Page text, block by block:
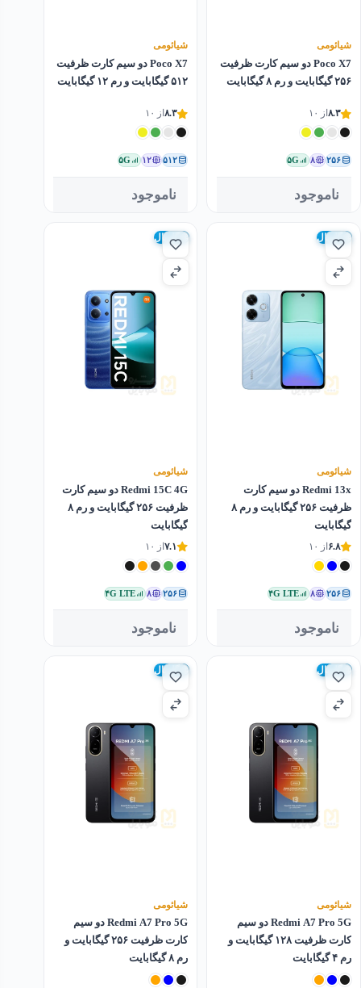
شیائومی
Poco X7 دو سیم کارت ظرفیت
۲۵۶ گیگابایت و رم ۸ گیگابایت
۸.۳ از ۱۰
۲۵۶ ۸ ۵G
ناموجود
شیائومی
Poco X7 دو سیم کارت ظرفیت
۵۱۲ گیگابایت و رم ۱۲ گیگابایت
۸.۳از ۱۰
۵۱۲ ۱۲ ۵G
ناموجود
گلوبال
شیائومی
Redmi 13x دو سیم کارت
ظرفیت ۲۵۶ گیگابایت و رم ۸
گیگابایت
۶.۸از ۱۰
۲۵۶ ۸ ۴G LTE
ناموجود
گلوبال
شیائومی
Redmi 15C 4G دو سیم کارت
ظرفیت ۲۵۶ گیگابایت و رم ۸
گیگابایت
۷.۱از ۱۰
۲۵۶ ۸ ۴G LTE
ناموجود
گلوبال
شیائومی
Redmi A7 Pro 5G دو سیم
کارت ظرفیت ۱۲۸ گیگابایت و
رم ۴ گیگابایت
گلوبال
شیائومی
Redmi A7 Pro 5G دو سیم
کارت ظرفیت ۲۵۶ گیگابایت و
رم ۸ گیگابایت